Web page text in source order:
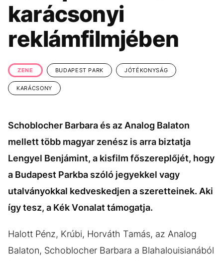
KÖZÉLET UTAZÁS
ÉLETMÓD DESIGN
BESZÉLGETÉSEK ARCOK
VIDEÓ TÖRTÉNETEK
GASZTRO
karácsonyi
reklámfilmjében
ZENE BUDAPEST PARK JÓTÉKONYSÁG
KARÁCSONY
Schoblocher Barbara és az Analog Balaton
mellett több magyar zenész is arra biztatja
Lengyel Benjámint, a kisfilm főszereplőjét, hogy
a Budapest Parkba szóló jegyekkel vagy
utalványokkal kedveskedjen a szeretteinek. Aki
így tesz, a Kék Vonalat támogatja.
Halott Pénz, Krúbi, Horváth Tamás, az Analog
Balaton, Schoblocher Barbara a Blahalouisianából